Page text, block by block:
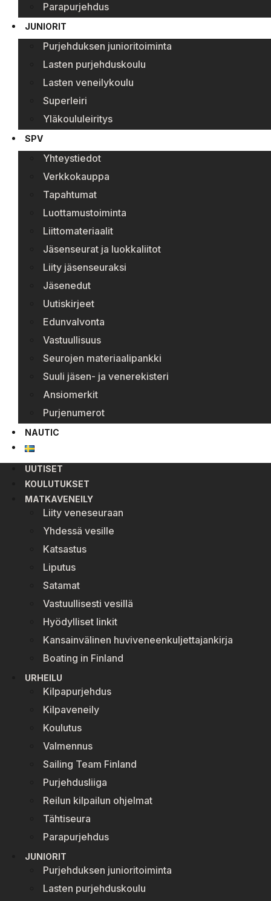
Parapurjehdus
JUNIORIT
Purjehduksen junioritoiminta
Lasten purjehduskoulu
Lasten veneilykoulu
Superleiri
Yläkoululeiritys
SPV
Yhteystiedot
Verkkokauppa
Tapahtumat
Luottamustoiminta
Liittomateriaalit
Jäsenseurat ja luokkaliitot
Liity jäsenseuraksi
Jäsenedut
Uutiskirjeet
Edunvalvonta
Vastuullisuus
Seurojen materiaalipankki
Suuli jäsen- ja venerekisteri
Ansiomerkit
Purjenumerot
NAUTIC
UUTISET
KOULUTUKSET
MATKAVENEILY
Liity veneseuraan
Yhdessä vesille
Katsastus
Liputus
Satamat
Vastuullisesti vesillä
Hyödylliset linkit
Kansainvälinen huviveneenkuljettajankirja
Boating in Finland
URHEILU
Kilpapurjehdus
Kilpaveneily
Koulutus
Valmennus
Sailing Team Finland
Purjehdusliiga
Reilun kilpailun ohjelmat
Tähtiseura
Parapurjehdus
JUNIORIT
Purjehduksen junioritoiminta
Lasten purjehduskoulu